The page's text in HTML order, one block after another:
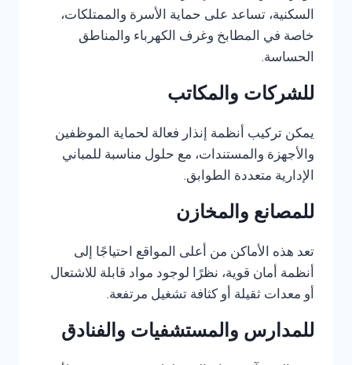
السكنية، تساعد على حماية الأسرة والممتلكات،
خاصة في المطابخ وغرف الكهرباء والمناطق
الحساسة.
للشركات والمكاتب
يمكن تركيب أنظمة إنذار فعالة لحماية الموظفين
والأجهزة والمستندات، مع حلول مناسبة للمباني
الإدارية متعددة الطوابق.
للمصانع والمخازن
تعد هذه الأماكن من أعلى المواقع احتياجًا إلى
أنظمة أمان قوية، نظرًا لوجود مواد قابلة للاشتعال
أو معدات ثقيلة أو كثافة تشغيل مرتفعة.
للمدارس والمستشفيات والفنادق